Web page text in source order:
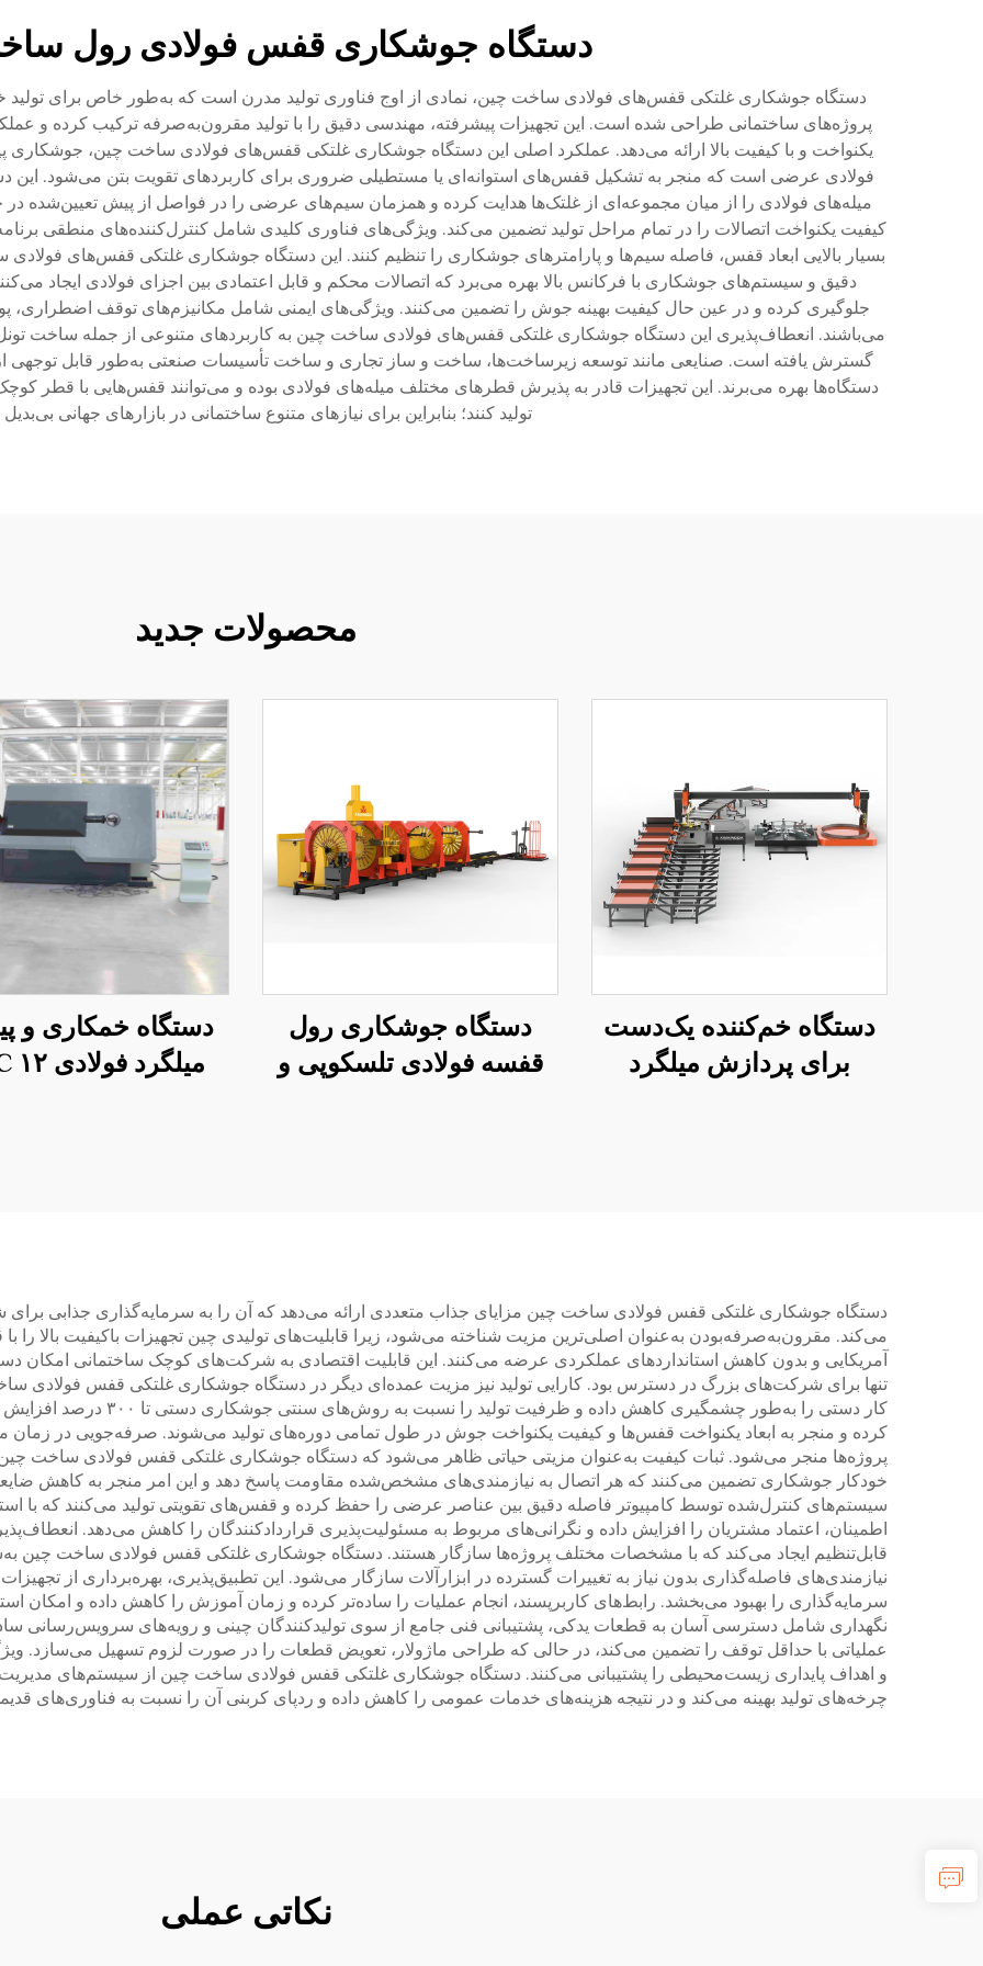
دستگاه جوشکاری قفس فولادی رول
دستگاه جوشکاری غلتکی قفس‌های فولادی ساخت چین، نمادی از اوج فناوری تولید مدرن است که به‌طور خاص برای تولید
پروژه‌های ساختمانی طراحی شده است. این تجهیزات پیشرفته، مهندسی دقیق را با تولید مقرون‌به‌صرفه ترکیب کرده و
یکنواخت و با کیفیت بالا ارائه می‌دهد. عملکرد اصلی این دستگاه جوشکاری غلتکی قفس‌های فولادی ساخت چین، جوشکاری
فولادی عرضی است که منجر به تشکیل قفس‌های استوانه‌ای یا مستطیلی ضروری برای کاربردهای تقویت بتن می‌شود. این
میله‌های فولادی را از میان مجموعه‌ای از غلتک‌ها هدایت کرده و همزمان سیم‌های عرضی را در فواصل از پیش تعیین‌شده
بسیار بالایی ابعاد قفس، فاصله سیم‌ها و پارامترهای جوشکاری را تنظیم کنند. این دستگاه جوشکاری غلتکی قفس‌های
دقیق و سیستم‌های جوشکاری با فرکانس بالا بهره می‌برد که اتصالات محکم و قابل اعتمادی بین اجزای فولادی ایجاد
جلوگیری کرده و در عین حال کیفیت بهینه جوش را تضمین می‌کنند. ویژگی‌های ایمنی شامل مکانیزم‌های توقف
می‌باشند. انعطاف‌پذیری این دستگاه جوشکاری غلتکی قفس‌های فولادی ساخت چین به کاربردهای متنوعی از جمله ساخت
گسترش یافته است. صنایعی مانند توسعه زیرساخت‌ها، ساخت و ساز تجاری و ساخت تأسیسات صنعتی به‌طور قابل توجهی
دستگاه‌ها بهره می‌برند. این تجهیزات قادر به پذیرش قطرهای مختلف میله‌های فولادی بوده و می‌توانند قفس‌هایی با قطر
تولید کنند؛ بنابراین برای نیازهای متنوع ساختمانی در بازارهای جهانی
محصولات جدید
دستگاه خم‌کننده یک‌دست
برای پردازش میلگرد
دستگاه جوشکاری رول
قفسه فولادی تلسکوپی و
دستگاه خمکاری و
میلگرد فولادی ۱۲ CNC
دستگاه جوشکاری غلتکی قفس فولادی ساخت چین مزایای جذاب متعددی ارائه می‌دهد که آن را به سرمایه‌گذاری جذابی
می‌کند. مقرون‌به‌صرفه‌بودن به‌عنوان اصلی‌ترین مزیت شناخته می‌شود، زیرا قابلیت‌های تولیدی چین تجهیزات باکیفیت بالا را با
آمریکایی و بدون کاهش استانداردهای عملکردی عرضه می‌کنند. این قابلیت اقتصادی به شرکت‌های کوچک ساختمانی امکان
تنها برای شرکت‌های بزرگ در دسترس بود. کارایی تولید نیز مزیت عمده‌ای دیگر در دستگاه جوشکاری غلتکی قفس فولادی
کار دستی را به‌طور چشمگیری کاهش
کرده و منجر به ابعاد یکنواخت قفس‌ها و کیفیت یکنواخت جوش در طول تمامی دوره‌های تولید می‌شوند. صرفه‌جویی در زمان
پروژه‌ها منجر می‌شود. ثبات کیفیت به‌عنوان مزیتی حیاتی ظاهر می‌شود که دستگاه جوشکاری غلتکی قفس فولادی ساخت
خودکار جوشکاری تضمین می‌کنند که هر اتصال به نیازمندی‌های مشخص‌شده مقاومت پاسخ دهد و این امر منجر به کاهش
سیستم‌های کنترل‌شده توسط کامپیوتر فاصله دقیق بین عناصر عرضی را حفظ کرده و قفس‌های تقویتی تولید می‌کنند که با
اطمینان، اعتماد مشتریان را افزایش داده و نگرانی‌های مربوط به مسئولیت‌پذیری قراردادکنندگان را کاهش می‌دهد.
قابل‌تنظیم ایجاد می‌کند که با مشخصات مختلف پروژه‌ها سازگار هستند. دستگاه جوشکاری غلتکی قفس فولادی ساخت
نیازمندی‌های فاصله‌گذاری بدون نیاز به تغییرات گسترده در ابزارآلات سازگار می‌شود. این تطبیق‌پذیری، بهره‌برداری از
سرمایه‌گذاری را بهبود می‌بخشد. رابط‌های کاربرپسند، انجام عملیات را ساده‌تر کرده و زمان آموزش را کاهش داده و امکان
نگهداری شامل دسترسی آسان به قطعات یدکی، پشتیبانی فنی جامع از سوی تولیدکنندگان چینی و رویه‌های سرویس‌رسانی
عملیاتی با حداقل توقف را تضمین می‌کند، در حالی که طراحی ماژولار، تعویض قطعات را در صورت لزوم تسهیل می‌سازد.
و اهداف پایداری زیست‌محیطی را پشتیبانی می‌کنند. دستگاه جوشکاری غلتکی قفس فولادی ساخت چین از سیستم‌های
چرخه‌های تولید بهینه می‌کند و در نتیجه هزینه‌های خدمات عمومی را کاهش داده و ردپای کربنی آن را نسبت به فناوری‌های
نکاتی عملی